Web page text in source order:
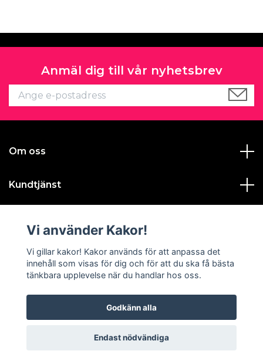
Anmäl dig till vår nyhetsbrev
Om oss
Kundtjänst
Sociala medier
© 2026 Gustavas Magasin
Vi använder Kakor!
Vi gillar kakor! Kakor används för att anpassa det
innehåll som visas för dig och för att du ska få bästa
tänkbara upplevelse när du handlar hos oss.
Godkänn alla
Endast nödvändiga